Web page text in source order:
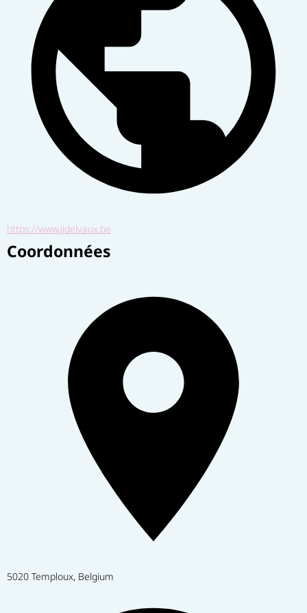
https://www.jjdelvaux.be
Coordonnées
5020 Temploux, Belgium